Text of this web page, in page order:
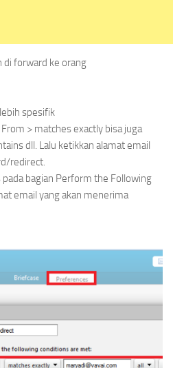
di forward ke orang
spesifik
> matches exactly bisa juga
dll. Lalu ketikkan alamat email
redirect.
bagian Perform the Following
email yang akan menerima